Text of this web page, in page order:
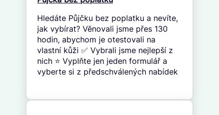
Hledáte Půjčku bez poplatku a nevíte,
jak vybírat? Věnovali jsme přes 130
hodin, abychom je otestovali na
vlastní kůži ✅ Vybrali jsme nejlepší z
nich ⭐ Vyplňte jen jeden formulář a
vyberte si z předschválených nabídek